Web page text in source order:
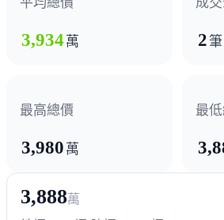
3,934 萬 2筆
最高總價
3,980 萬
最
3,888萬